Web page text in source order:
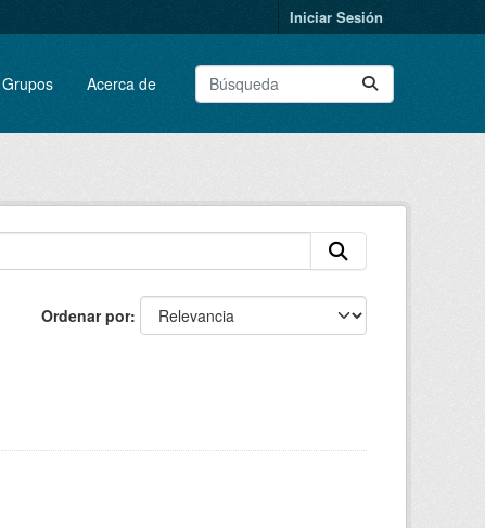
Iniciar Sesión
Grupos Acerca de
Ordenar por